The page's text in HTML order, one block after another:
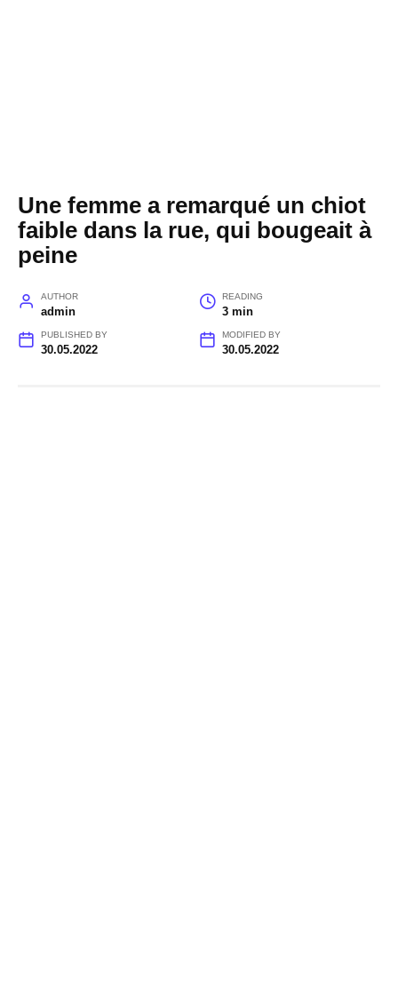
Une femme a remarqué un chiot
faible dans la rue, qui bougeait à
peine
AUTHOR
admin
READING
3 min
PUBLISHED BY
30.05.2022
MODIFIED BY
30.05.2022